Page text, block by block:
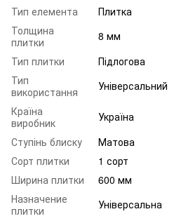
Тип елемента
Плитка
Толщина
плитки
8 мм
Тип плитки
Підлогова
Тип
використання
Універсальний
Країна
виробник
Україна
Ступінь блиску
Матова
Сорт плитки
1 сорт
Ширина плитки
600 мм
Назначение
плитки
Універсальна